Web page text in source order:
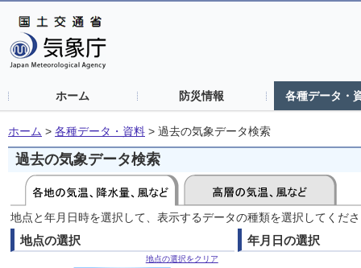
ホーム 防災情報 各種データ・
ホーム > 各種データ・資料 > 過去の気象データ検索
過去の気象データ検索
地点と年月日時を選択して、表示するデータの種類を選択してくだ
地点の選択
地点の選択をクリア
年月日の選択